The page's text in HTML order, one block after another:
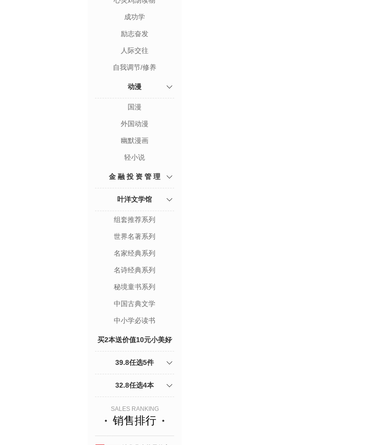
成功学
励志奋发
人际交往
自我调节/修养
动漫
国漫
外国动漫
幽默漫画
轻小说
金 融 投 资 管 理
叶洋文学馆
组套推荐系列
世界名著系列
名家经典系列
名诗经典系列
秘境童书系列
中国古典文学
中小学必读书
买2本送价值10元小美好
杂志1本加5折页明信片
39.8任选5件
32.8任选4本
SALES RANKING
销售排行